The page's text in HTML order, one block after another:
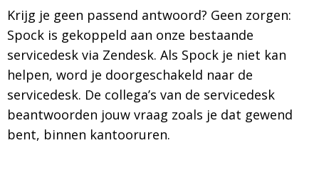
Krijg je geen passend antwoord? Geen zorgen:
Spock is gekoppeld aan onze bestaande
servicedesk via Zendesk. Als Spock je niet kan
helpen, word je doorgeschakeld naar de
servicedesk. De collega’s van de servicedesk
beantwoorden jouw vraag zoals je dat gewend
bent, binnen kantooruren.